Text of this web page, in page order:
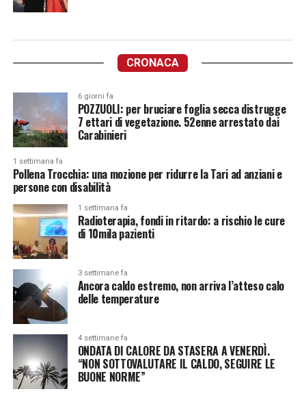
CRONACA
6 giorni fa
POZZUOLI: per bruciare foglia secca distrugge
7 ettari di vegetazione. 52enne arrestato dai
Carabinieri
1 settimana fa
Pollena Trocchia: una mozione per ridurre la Tari ad anziani e
persone con disabilità
1 settimana fa
Radioterapia, fondi in ritardo: a rischio le cure
di 10mila pazienti
3 settimane fa
Ancora caldo estremo, non arriva l’atteso calo
delle temperature
4 settimane fa
ONDATA DI CALORE DA STASERA A VENERDÌ.
“NON SOTTOVALUTARE IL CALDO, SEGUIRE LE
BUONE NORME”